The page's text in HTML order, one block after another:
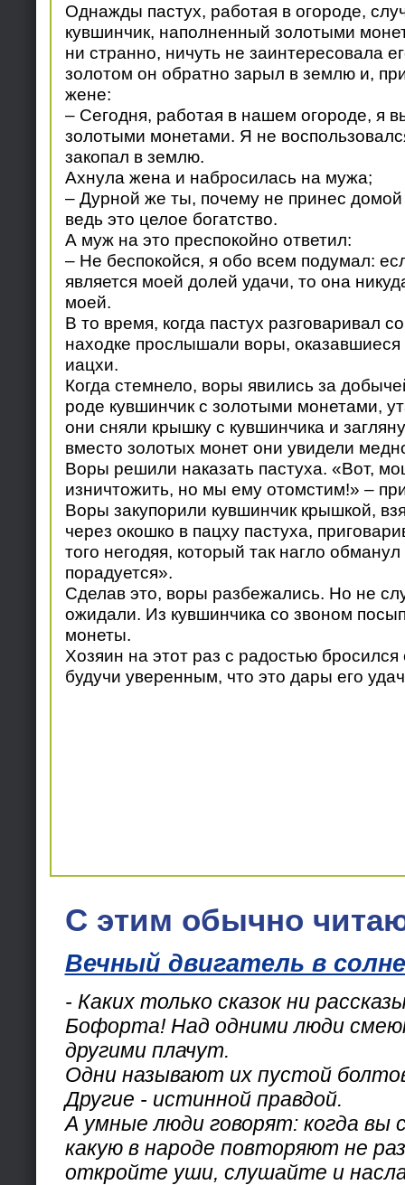
Однажды пастух, работая в огороде,
кувшинчик, наполненный золотыми
ни странно, ничуть не заинтересовала
золотом он обратно зарыл в землю и,
жене:
– Сегодня, работая в нашем огороде, я
золотыми монетами. Я не
закопал в землю.
Ахнула жена и набросилась на мужа;
– Дурной же ты, почему не принес домой
ведь это целое богатство.
А муж на это преспокойно ответил:
– Не беспокойся, я обо всем подумал:
является моей долей удачи, то она
моей.
В то время, когда пастух разговаривал
находке прослышали воры, оказавшиеся
иацхи.
Когда стемнело, воры явились за
роде кувшинчик с золотыми монетами,
они сняли крышку с кувшинчика и
вместо золотых монет они увидели
Воры решили наказать пастуха. «Вот,
изничтожить, но мы ему отомстим!» –
Воры закупорили кувшинчик крышкой,
через окошко в пацху пастуха,
того негодяя, который так нагло
порадуется».
Сделав это, воры разбежались. Но не
ожидали. Из кувшинчика со звоном
монеты.
Хозяин на этот раз с радостью бросился
будучи уверенным, что это дары его
С этим обычно
Вечный двигатель в
- Каких только сказок ни
Бофорта! Над одними люди
другими плачут.
Одни называют их пустой
Другие - истинной правдой.
А умные люди говорят: когда вы
какую в народе повторяют не
откройте уши, слушайте и